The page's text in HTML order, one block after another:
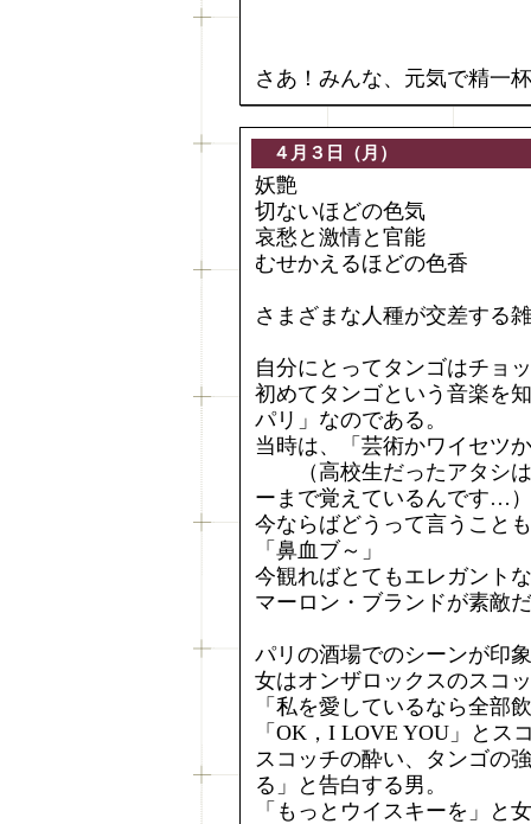
さあ！みんな、元気で精一
４月３日（月）
妖艶
切ないほどの色気
哀愁と激情と官能
むせかえるほどの色香
さまざまな人種が交差する
自分にとってタンゴはチョ
初めてタンゴという音楽を
パリ」なのである。
当時は、「芸術かワイセツ
（高校生だったアタシは
ーまで覚えているんです…）
今ならばどうって言うこと
「鼻血ブ～」
今観ればとてもエレガント
マーロン・ブランドが素敵
パリの酒場でのシーンが印
女はオンザロックスのスコ
「私を愛しているなら全部
「OK，I LOVE YOU」とス
スコッチの酔い、タンゴの
る」と告白する男。
「もっとウイスキーを」と